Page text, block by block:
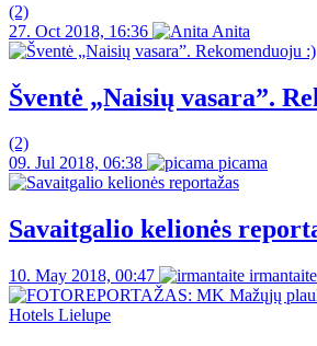
(2)
27. Oct 2018, 16:36
Anita
Šventė „Naisių vasara”.
(2)
09. Jul 2018, 06:38
picama
Savaitgalio kelionės
10. May 2018, 00:47 irmantaite